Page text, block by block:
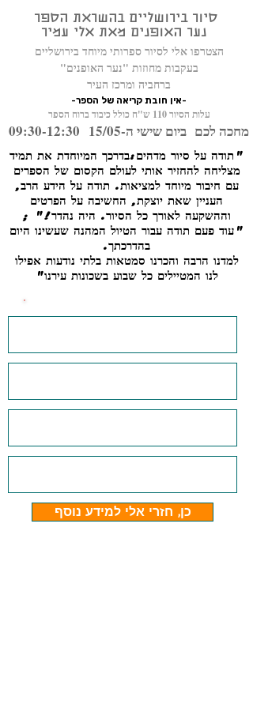
סיור בירושליים בהשראת הספר
נער האופנים מאת אלי עמיר
הצטרפו אלי לסיור ספרותי מיוחד בירושליים
בעקבות מחוזות "נער האופנים"
ברחביה ומרכז העיר
-אין חובת קריאה של הספר-
עלות הסיור 110 ש"ח כולל כיבוד ברוח הספר
מחכה לכם ביום שישי ה-15/05
"תודה על סיור מדהים:בדרכך המיוחדת את תמיד
מצליחה להחזיר אותי לעולם הקסום של הספרים
עם חיבור מיוחד למציאות. תודה על הידע הרב,
העניין שאת יוצקת, החשיבה על הפרטים
וההשקעה לאורך כל הסיור. היה נהדר!" ;
"עוד פעם תודה עבור הטיול המהנה שעשינו היום
בהדרכתך.
למדנו הרבה והכרנו סמטאות בלתי נודעות אפילו
לנו המטיילים כל שבוע בשכונות עירנו"
כן, חזרי אלי למידע נוסף